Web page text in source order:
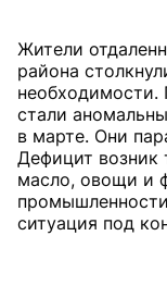
Жители
района
необходимости.
стали
в марте. Они
Дефицит возник
масло, овощи и
ситуация под